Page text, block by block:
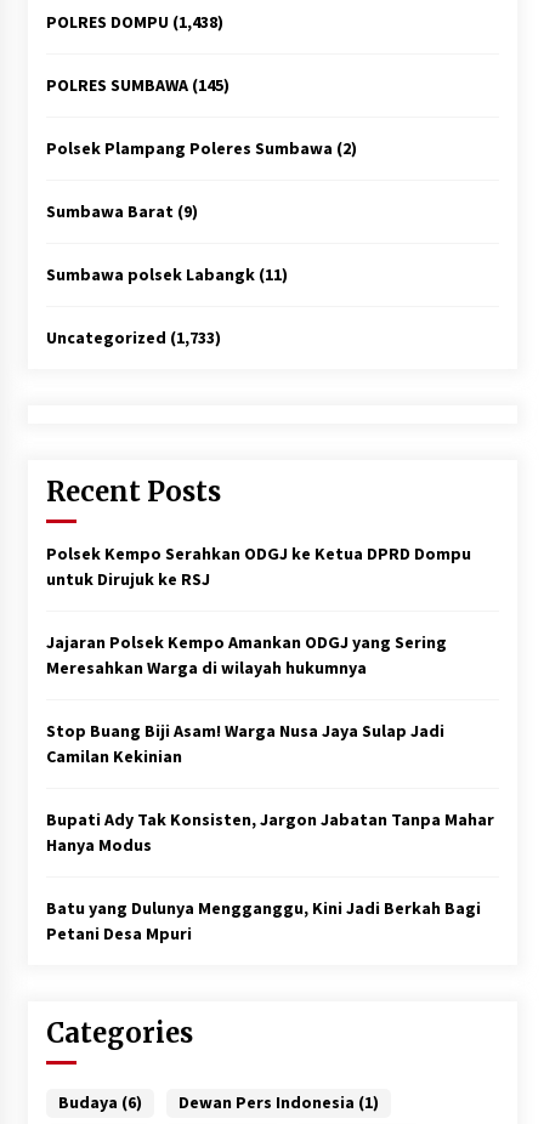
POLRES DOMPU(1,438)
POLRES SUMBAWA(145)
Polsek Plampang Poleres Sumbawa (2)
Sumbawa Barat(9)
Sumbawa polsek Labangk(11)
Uncategorized (1,733)
Recent Posts
Polsek Kempo Serahkan ODGJ ke Ketua DPRD Dompu
untuk Dirujuk ke RSJ
Jajaran Polsek Kempo Amankan ODGJ yang Sering
Meresahkan Warga di wilayah hukumnya
Stop Buang Biji Asam! Warga Nusa Jaya Sulap Jadi
Camilan Kekinian
Bupati Ady Tak Konsisten, Jargon Jabatan Tanpa Mahar
Hanya Modus
Batu yang Dulunya Mengganggu, Kini Jadi Berkah Bagi
Petani Desa Mpuri
Categories
Budaya (6) Dewan Pers Indonesia (1)